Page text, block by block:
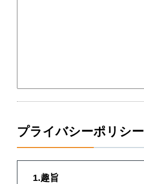
プライバシーポリシー
1.趣旨